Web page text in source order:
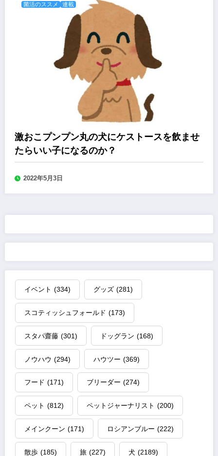
菌活のススメ 連載
激おこプンプン丸の犬にケストースを飲ませ
たらいい子になるのか？
2022年5月3日
イベント (334) グッズ (281)
スコティッシュフォールド (173)
スタパ齋藤 (301) ドッグラン (168)
ノウハウ (294) ハウツー (369)
フード (171) ブリーダー (274)
ペット (812) ペットジャーナリスト (200)
メインクーン (171) ロシアンブルー (222)
散歩 (185) 旅 (227) 犬 (2189)